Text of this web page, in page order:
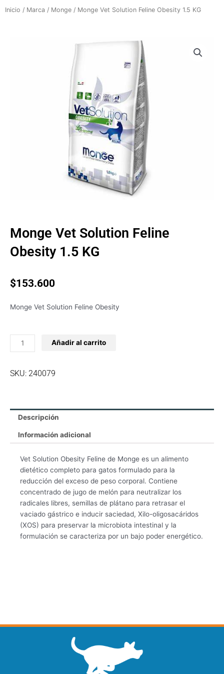
Inicio / Marca / Monge / Monge Vet Solution Feline Obesity 1.5 KG
Monge Vet Solution Feline
Obesity 1.5 KG
$153.600
Monge Vet Solution Feline Obesity
Monge
Vet
Feline
cantidad
Añadir al carrito
SKU: 240079
Descripción
Información adicional
Vet Solution Obesity Feline de Monge es un alimento
dietético completo para gatos formulado para la
reducción del exceso de peso corporal. Contiene
concentrado de jugo de melón para neutralizar los
radicales libres, semillas de plátano para retrasar el
vaciado gástrico e inducir saciedad, Xilo-oligosacáridos
(XOS) para preservar la microbiota intestinal y la
formulación se caracteriza por un bajo poder energético.